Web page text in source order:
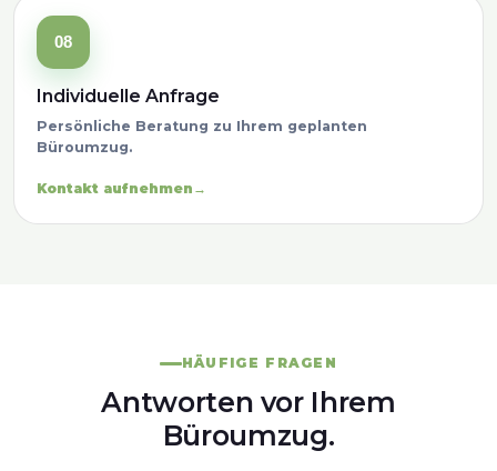
08
Individuelle Anfrage
Persönliche Beratung zu Ihrem geplanten
Büroumzug.
Kontakt aufnehmen
HÄUFIGE FRAGEN
Antworten vor Ihrem
Büroumzug.